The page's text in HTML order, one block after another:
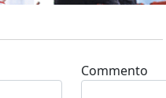
Commento